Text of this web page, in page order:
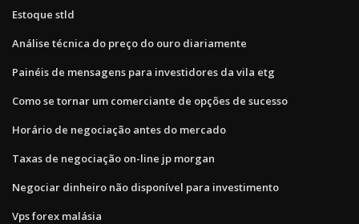
Estoque stld
Análise técnica do preço do ouro diariamente
Painéis de mensagens para investidores da vila etg
Como se tornar um comerciante de opções de sucesso
Horário de negociação antes do mercado
Taxas de negociação on-line jp morgan
Negociar dinheiro não disponível para investimento
Vps forex malásia